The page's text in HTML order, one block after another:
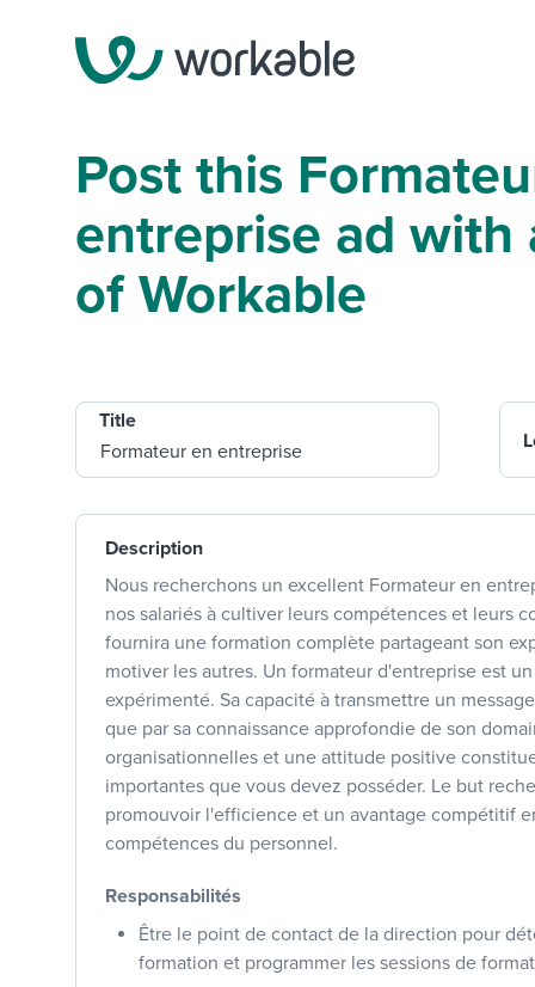
Post this
entreprise ad with
of Workable
Title
Description
Nous recherchons un excellent Formateur en
nos salariés à cultiver leurs compétences et leurs
fournira une formation complète partageant son
motiver les autres. Un formateur d'entreprise est
expérimenté. Sa capacité à transmettre un
que par sa connaissance approfondie de son
organisationnelles et une attitude positive
importantes que vous devez posséder. Le but
promouvoir l'efficience et un avantage compétitif
compétences du personnel.
Responsabilités
Être le point de contact de la direction pour
formation et programmer les sessions de